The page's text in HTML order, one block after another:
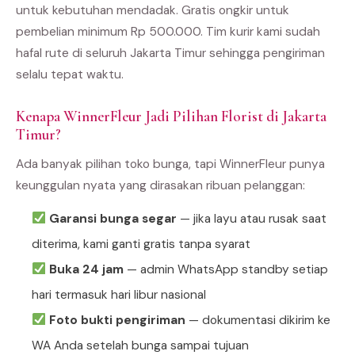
untuk kebutuhan mendadak. Gratis ongkir untuk
pembelian minimum Rp 500.000. Tim kurir kami sudah
hafal rute di seluruh Jakarta Timur sehingga pengiriman
selalu tepat waktu.
Kenapa WinnerFleur Jadi Pilihan Florist di Jakarta
Timur?
Ada banyak pilihan toko bunga, tapi WinnerFleur punya
keunggulan nyata yang dirasakan ribuan pelanggan:
Garansi bunga segar — jika layu atau rusak saat
diterima, kami ganti gratis tanpa syarat
Buka 24 jam— admin WhatsApp standby setiap
hari termasuk hari libur nasional
Foto bukti pengiriman — dokumentasi dikirim ke
WA Anda setelah bunga sampai tujuan